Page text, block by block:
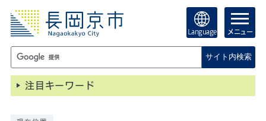
Language メニュー
サイト内検索
注目キーワード